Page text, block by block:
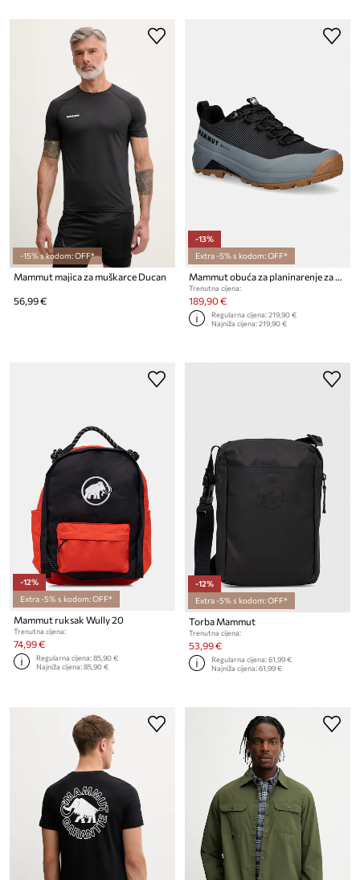
-15% s kodom: OFF*
Mammut majica za muškarce Ducan
56,99 €
-13%
Extra -5% s kodom: OFF*
Trenutna cijena:
189,90 €
Regularna cijena:219,90 €
Najniža cijena:219,90 €
-12%
Extra -5% s kodom: OFF*
Mammut ruksak Wully 20
Trenutna cijena:
74,99 €
Regularna cijena:85,90 €
Najniža cijena:85,90 €
-12%
Extra -5% s kodom: OFF*
Torba Mammut
Trenutna cijena:
53,99 €
Regularna cijena:61,99 €
Najniža cijena:61,99 €